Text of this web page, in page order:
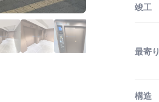
竣工
最寄
構造